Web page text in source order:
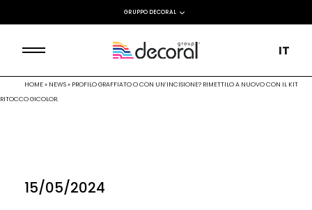
GRUPPO DECORAL
IT
HOME» NEWS» PROFILO GRAFFIATO O CON UN’INCISIONE? RIMETTILO A NUOVO CON IL KIT
RITOCCO GICOLOR.
15/05/2024